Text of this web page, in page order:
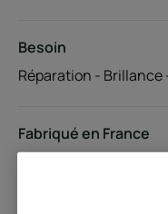
Besoin
Réparation -
Fabriqué en France
Ce sérum réparateur
abimées comble les